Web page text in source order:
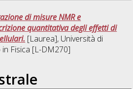
di misure NMR e
quantitativa degli effetti di
[Laurea], Università di
in Fisica [L-DM270]